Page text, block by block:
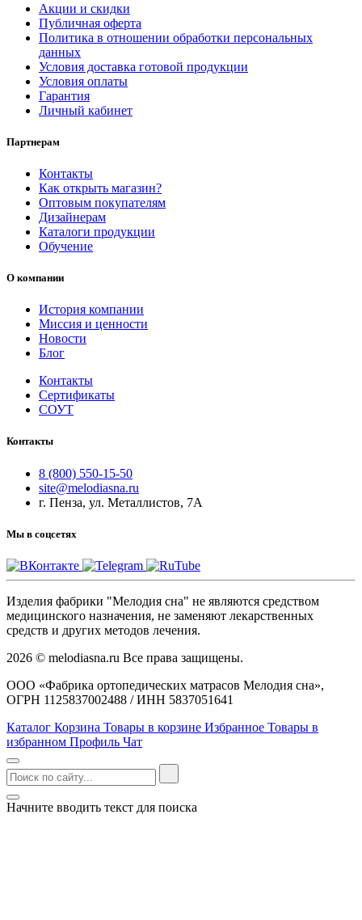
Акции и скидки
Публичная оферта
Политика в отношении обработки персональных
данных
Условия доставка готовой продукции
Условия оплаты
Гарантия
Личный кабинет
Партнерам
Контакты
Как открыть магазин?
Оптовым покупателям
Дизайнерам
Каталоги продукции
Обучение
О компании
История компании
Миссия и ценности
Новости
Блог
Контакты
Сертификаты
СОУТ
Контакты
8 (800) 550-15-50
site@melodiasna.ru
г. Пенза, ул. Металлистов, 7А
Мы в соцсетях
Изделия фабрики "Мелодия сна" не являются средством
медицинского назначения, не заменяют лекарственных
средств и других методов лечения.
2026 © melodiasna.ru Все права защищены.
ООО «Фабрика ортопедических матрасов Мелодия сна»,
ОГРН 1125837002488 / ИНН 5837051641
Каталог Корзина Товары в корзине Избранное Товары в
избранном Профиль Чат
Начните вводить текст для поиска